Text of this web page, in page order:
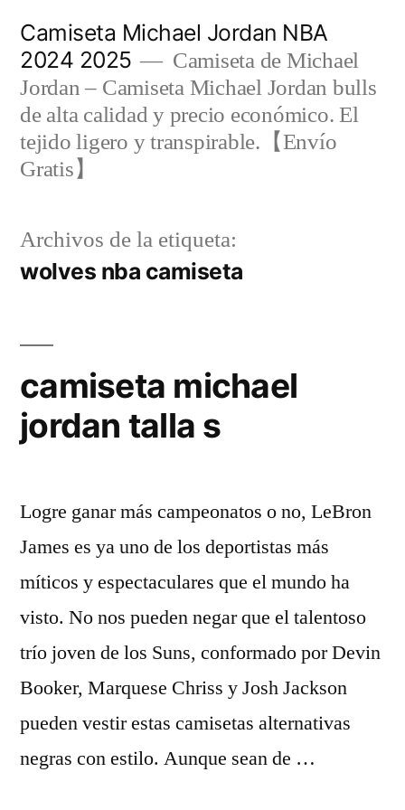
contenido
Camiseta Michael Jordan NBA
2024 2025
Camiseta de Michael
Jordan – Camiseta Michael Jordan bulls
de alta calidad y precio económico. El
tejido ligero y transpirable.【Envío
Gratis】
Archivos de la etiqueta:
wolves nba camiseta
camiseta michael
jordan talla s
Logre ganar más campeonatos o no, LeBron
James es ya uno de los deportistas más
míticos y espectaculares que el mundo ha
visto. No nos pueden negar que el talentoso
trío joven de los Suns, conformado por Devin
Booker, Marquese Chriss y Josh Jackson
pueden vestir estas camisetas alternativas
negras con estilo. Aunque sean de …